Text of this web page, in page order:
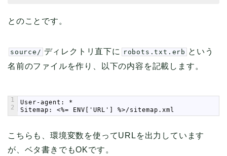
とのことです。
source/ ディレクトリ直下に robots.txt.erb という
名前のファイルを作り、以下の内容を記載します。
1
2
User-agent: *
Sitemap: <%= ENV['URL'] %>/sitemap.xml
こちらも、環境変数を使ってURLを出力しています
が、ベタ書きでもOKです。